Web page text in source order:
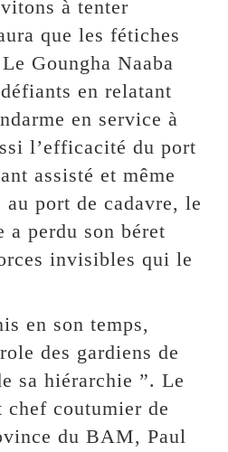
à tenter
que les fétiches
Goungha Naaba
en relatant
en service à
l’efficacité du port
assisté et même
port de cadavre, le
a perdu son béret
invisibles qui le
en son temps,
des gardiens de
sa hiérarchie ”. Le
coutumier de
du BAM, Paul